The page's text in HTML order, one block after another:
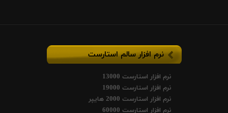
نرم افزار سالم استارست
نرم افزار استارست 13000
نرم افزار استارست 19000
نرم افزار استارست 2000 هایپر
نرم افزار استارست 60000